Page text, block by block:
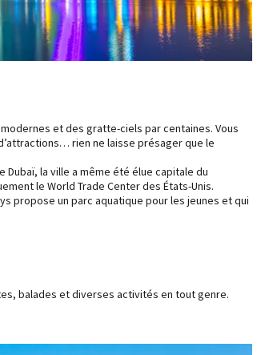
et des gratte-ciels par centaines. Vous
rien ne laisse présager que le
la ville a même été élue capitale du
le World Trade Center des États-Unis.
propose un parc aquatique pour les jeunes et qui
balades et diverses activités en tout genre.